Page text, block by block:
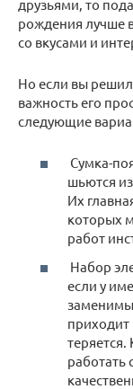
друзьями, то
рождения лучше
со вкусами и
Но если вы
важность его
следующие
Сумка-
шьются
Их
которых
работ
Набор
если у
приходит